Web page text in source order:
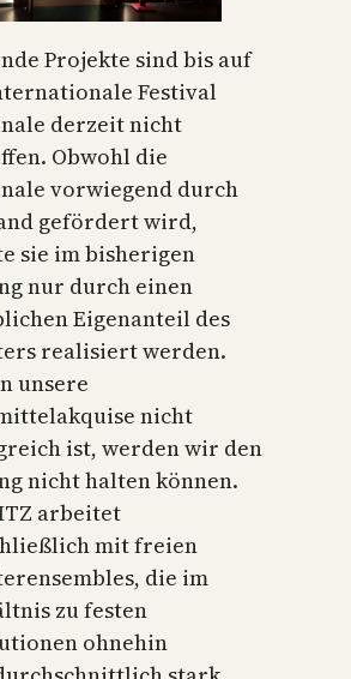
Projekte sind bis auf
Festival
derzeit nicht
Obwohl die
vorwiegend durch
gefördert wird,
sie im bisherigen
nur durch einen
Eigenanteil des
realisiert werden.
unsere
nicht
ist, werden wir den
nicht halten können.
arbeitet
mit freien
die im
zu festen
ohnehin